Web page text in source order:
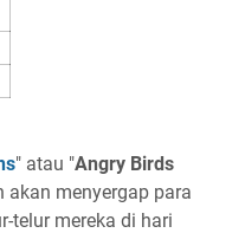
" atau "Angry Birds
akan menyergap para
telur mereka di hari